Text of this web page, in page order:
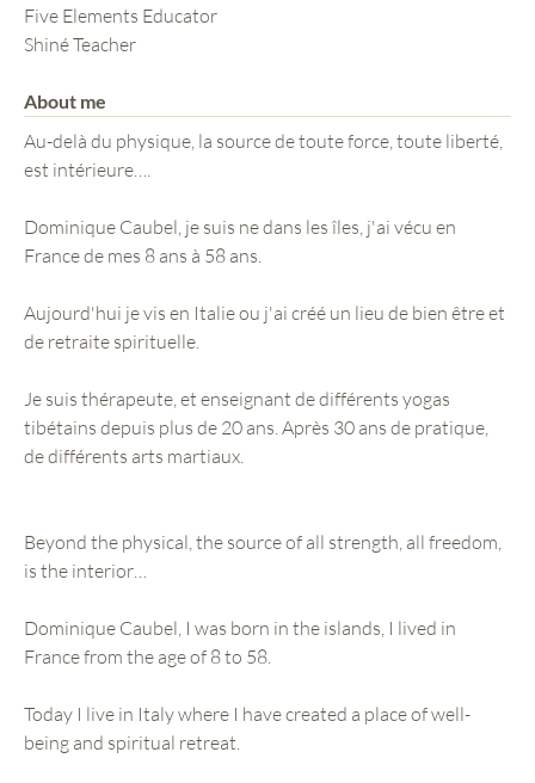
Five Elements Educator
Shiné Teacher
About me
Au-delà du physique, la source de toute force, toute liberté,
est intérieure….
Dominique Caubel, je suis ne dans les îles, j'ai vécu en
France de mes 8 ans à 58 ans.
Aujourd'hui je vis en Italie ou j'ai créé un lieu de bien être et
de retraite spirituelle.
Je suis thérapeute, et enseignant de différents yogas
tibétains depuis plus de 20 ans. Après 30 ans de pratique,
de différents arts martiaux.
Beyond the physical, the source of all strength, all freedom,
is the interior…
Dominique Caubel, I was born in the islands, I lived in
France from the age of 8 to 58.
Today I live in Italy where I have created a place of well-
being and spiritual retreat.